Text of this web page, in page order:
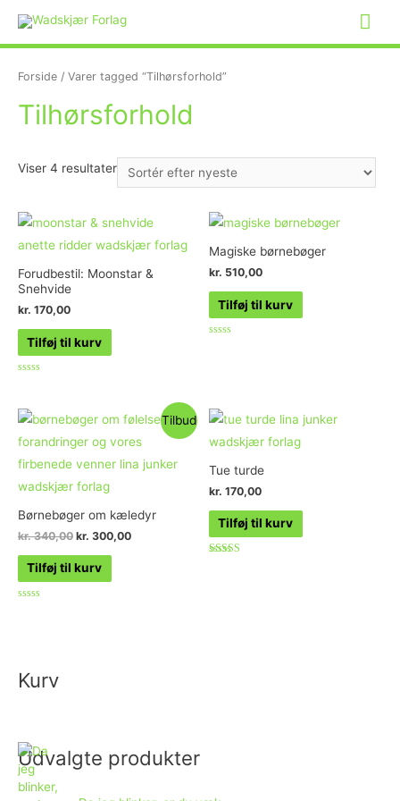
Forside / Varer tagged “Tilhørsforhold”
Tilhørsforhold
Viser 4 resultater
Forudbestil: Moonstar &
Snehvide
kr. 170,00
Tilføj til kurv
af
5
Magiske børnebøger
kr. 510,00
Tilføj til kurv
Tilbud
Børnebøger om kæledyr
kr.340,00 kr. 300,00
Tilføj til kurv
Tue turde
kr. 170,00
Tilføj til kurv
Kurv
Udvalgte produkter